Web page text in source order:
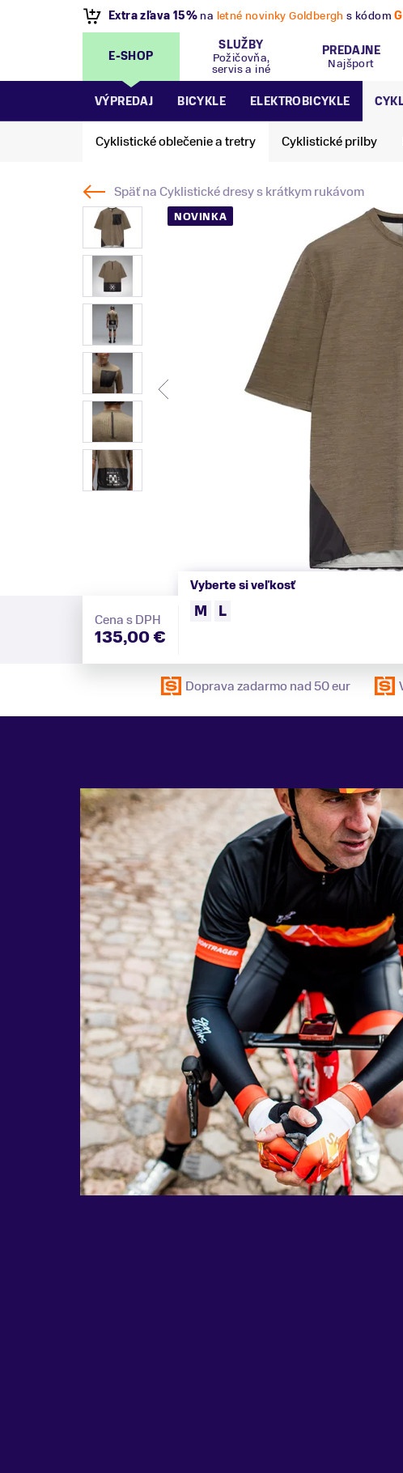
VÝPREDAJ- Zľavy až 70%.Pripravte sa na letnú a
E-SHOP
SLUŽBY
Požičovňa,
servis a iné
PREDAJNE
Najšport
VÝPREDAJ BICYKLE ELEKTROBICYKLE
Cyklistické oblečenie a tretry Cyklistické prilby
Späť naCyklistické dresy s krátkym rukávom
NOVINKA
Cena s DPH
135,00 €
Vyberte si veľkosť
M L
Doprava zadarmo nad 50 eur